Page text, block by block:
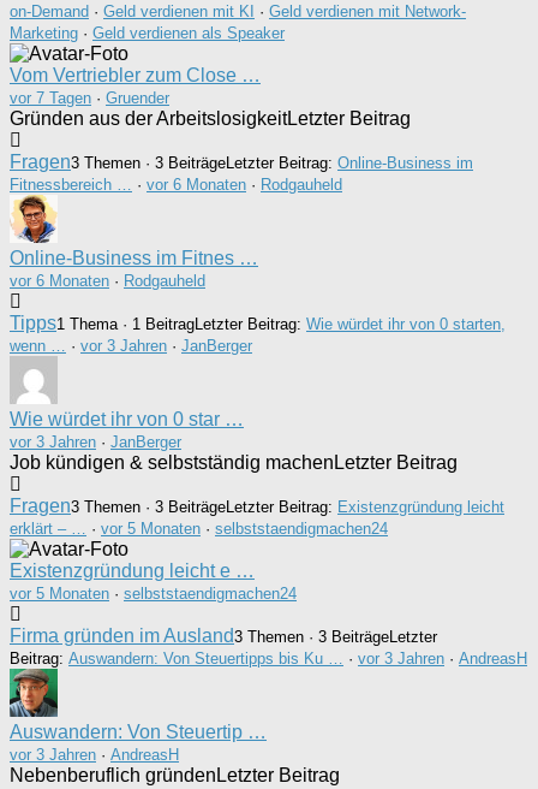
on-Demand · Geld verdienen mit KI · Geld verdienen mit Network-
Marketing · Geld verdienen als Speaker
Vom Vertriebler zum Close …
vor 7 Tagen · Gruender
Gründen aus der ArbeitslosigkeitLetzter Beitrag
Fragen3 Themen · 3 BeiträgeLetzter Beitrag: Online-Business im
Fitnessbereich …
· vor 6 Monaten · Rodgauheld
Online-Business im Fitnes …
vor 6 Monaten · Rodgauheld
Tipps1 Thema · 1 BeitragLetzter Beitrag: Wie würdet ihr von 0 starten,
wenn …
· vor 3 Jahren · JanBerger
Wie würdet ihr von 0 star …
vor 3 Jahren · JanBerger
Job kündigen & selbstständig machen Letzter Beitrag
Fragen3 Themen · 3 BeiträgeLetzter Beitrag: Existenzgründung leicht
erklärt – …
· vor 5 Monaten · selbststaendigmachen24
Existenzgründung leicht e …
vor 5 Monaten · selbststaendigmachen24
Firma gründen im Ausland3 Themen · 3 BeiträgeLetzter
Beitrag: Auswandern: Von Steuertipps bis Ku … · vor 3 Jahren · AndreasH
Auswandern: Von Steuertip …
vor 3 Jahren · AndreasH
Nebenberuflich gründen Letzter Beitrag